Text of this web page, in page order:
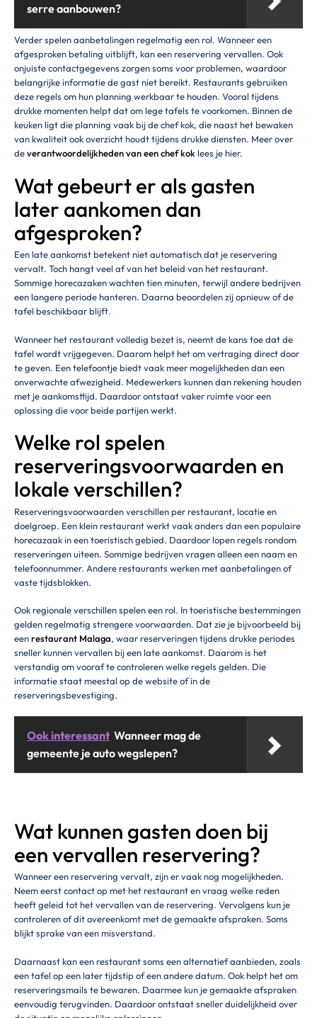
serre aanbouwen?
Verder spelen aanbetalingen regelmatig een rol. Wanneer een
afgesproken betaling uitblijft, kan een reservering vervallen. Ook
onjuiste contactgegevens zorgen soms voor problemen, waardoor
belangrijke informatie de gast niet bereikt. Restaurants gebruiken
deze regels om hun planning werkbaar te houden. Vooral tijdens
drukke momenten helpt dat om lege tafels te voorkomen. Binnen de
keuken ligt die planning vaak bij de chef kok, die naast het bewaken
van kwaliteit ook overzicht houdt tijdens drukke diensten. Meer over
deverantwoordelijkheden van een chef koklees je hier.
Wat gebeurt er als gasten
later aankomen dan
afgesproken?
Een late aankomst betekent niet automatisch dat je reservering
vervalt. Toch hangt veel af van het beleid van het restaurant.
Sommige horecazaken wachten tien minuten, terwijl andere bedrijven
een langere periode hanteren. Daarna beoordelen zij opnieuw of de
tafel beschikbaar blijft.
Wanneer het restaurant volledig bezet is, neemt de kans toe dat de
tafel wordt vrijgegeven. Daarom helpt het om vertraging direct door
te geven. Een telefoontje biedt vaak meer mogelijkheden dan een
onverwachte afwezigheid. Medewerkers kunnen dan rekening houden
met je aankomsttijd. Daardoor ontstaat vaker ruimte voor een
oplossing die voor beide partijen werkt.
Welke rol spelen
reserveringsvoorwaarden en
lokale verschillen?
Reserveringsvoorwaarden verschillen per restaurant, locatie en
doelgroep. Een klein restaurant werkt vaak anders dan een populaire
horecazaak in een toeristisch gebied. Daardoor lopen regels rondom
reserveringen uiteen. Sommige bedrijven vragen alleen een naam en
telefoonnummer. Andere restaurants werken met aanbetalingen of
vaste tijdsblokken.
Ook regionale verschillen spelen een rol. In toeristische bestemmingen
gelden regelmatig strengere voorwaarden. Dat zie je bijvoorbeeld bij
eenrestaurant Malaga, waar reserveringen tijdens drukke periodes
sneller kunnen vervallen bij een late aankomst. Daarom is het
verstandig om vooraf te controleren welke regels gelden. Die
informatie staat meestal op de website of in de
reserveringsbevestiging.
Ook interessant Wanneer mag de
gemeente je auto wegslepen?
Wat kunnen gasten doen bij
een vervallen reservering?
Wanneer een reservering vervalt, zijn er vaak nog mogelijkheden.
Neem eerst contact op met het restaurant en vraag welke reden
heeft geleid tot het vervallen van de reservering. Vervolgens kun je
controleren of dit overeenkomt met de gemaakte afspraken. Soms
blijkt sprake van een misverstand.
Daarnaast kan een restaurant soms een alternatief aanbieden, zoals
een tafel op een later tijdstip of een andere datum. Ook helpt het om
reserveringsmails te bewaren. Daarmee kun je gemaakte afspraken
eenvoudig terugvinden. Daardoor ontstaat sneller duidelijkheid over